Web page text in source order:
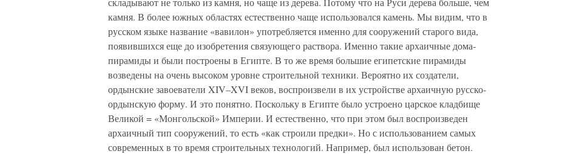
камня. В более южных областях естественно чаще использовался камень. Мы видим, что в
русском языке название «вавилон» употребляется именно для сооружений старого вида,
появившихся еще до изобретения связующего раствора. Именно такие архаичные дома-
пирамиды и были построены в Египте. В то же время большие египетские пирамиды
возведены на очень высоком уровне строительной техники. Вероятно их создатели,
ордынские завоеватели XIV–XVI веков, воспроизвели в их устройстве архаичную русско-
ордынскую форму. И это понятно. Поскольку в Египте было устроено царское кладбище
Великой = «Монгольской» Империи. И естественно, что при этом был воспроизведен
архаичный тип сооружений, то есть «как строили предки». Но с использованием самых
современных в то время строительных технологий. Например, был использован бетон.